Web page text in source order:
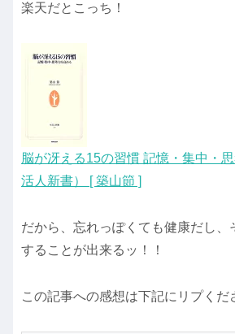
楽天だとこっち！
脳が冴える15の習慣 記憶・集中・
活人新書） [ 築山節 ]
だから、忘れっぽくても健康だし、
することが出来るッ！！
この記事への感想は下記にリプくだ